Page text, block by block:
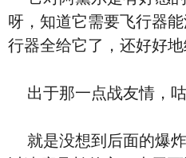
呀，知道它需要飞行器
行器全给它了，还好好地
出于那一点战友情，咕
就是没想到后面的爆